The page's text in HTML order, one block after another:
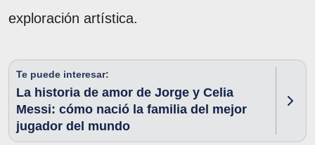
exploración artística.
Te puede interesar:
La historia de amor de Jorge y Celia
Messi: cómo nació la familia del mejor
jugador del mundo